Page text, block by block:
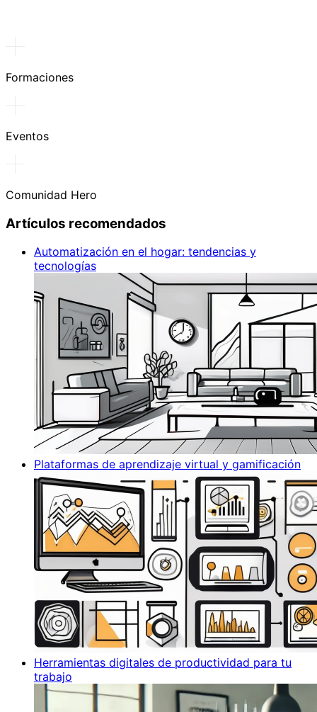
Formaciones
Eventos
Comunidad Hero
Artículos recomendados
Automatización en el hogar: tendencias y
tecnologías
Plataformas de aprendizaje virtual y gamificación
Herramientas digitales de productividad para tu
trabajo